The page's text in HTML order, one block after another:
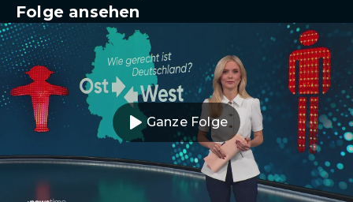
Folge ansehen
Ganze Folge